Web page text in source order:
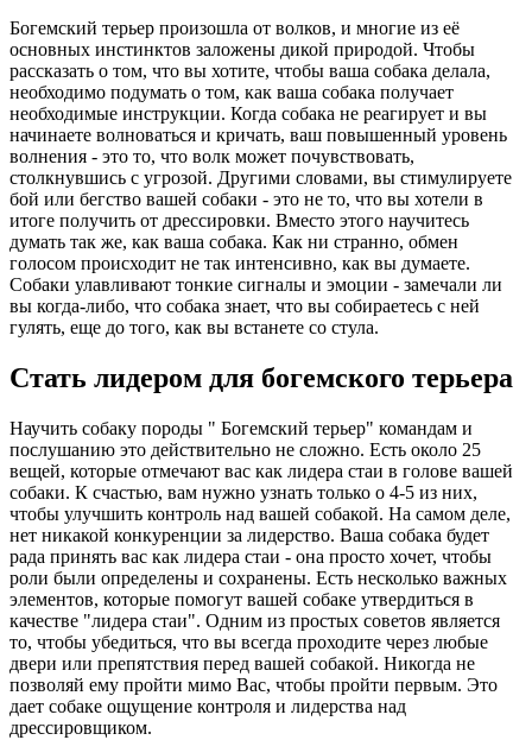
Богемский терьер произошла от волков, и многие из её
основных инстинктов заложены дикой природой. Чтобы
рассказать о том, что вы хотите, чтобы ваша собака делала,
необходимо подумать о том, как ваша собака получает
необходимые инструкции. Когда собака не реагирует и вы
начинаете волноваться и кричать, ваш повышенный уровень
волнения - это то, что волк может почувствовать,
столкнувшись с угрозой. Другими словами, вы стимулируете
бой или бегство вашей собаки - это не то, что вы хотели в
итоге получить от дрессировки. Вместо этого научитесь
думать так же, как ваша собака. Как ни странно, обмен
голосом происходит не так интенсивно, как вы думаете.
Собаки улавливают тонкие сигналы и эмоции - замечали ли
вы когда-либо, что собака знает, что вы собираетесь с ней
гулять, еще до того, как вы встанете со стула.
Стать лидером для богемского терьера
Научить собаку породы " Богемский терьер" командам и
послушанию это действительно не сложно. Есть около 25
вещей, которые отмечают вас как лидера стаи в голове вашей
собаки. К счастью, вам нужно узнать только о 4-5 из них,
чтобы улучшить контроль над вашей собакой. На самом деле,
нет никакой конкуренции за лидерство. Ваша собака будет
рада принять вас как лидера стаи - она просто хочет, чтобы
роли были определены и сохранены. Есть несколько важных
элементов, которые помогут вашей собаке утвердиться в
качестве "лидера стаи". Одним из простых советов является
то, чтобы убедиться, что вы всегда проходите через любые
двери или препятствия перед вашей собакой. Никогда не
позволяй ему пройти мимо Вас, чтобы пройти первым. Это
дает собаке ощущение контроля и лидерства над
дрессировщиком.